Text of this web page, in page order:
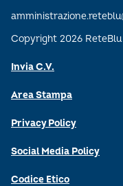
Copyright 2026
Invia C.V.
Area Stampa
Privacy Policy
Social Media Policy
Codice Etico